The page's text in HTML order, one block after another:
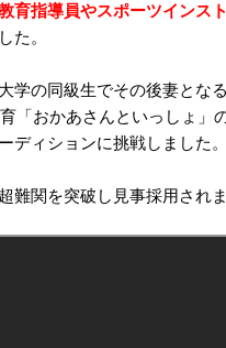
育指導員やスポーツインス
た。
学の同級生でその後妻とな
「おかあさんといっしょ」
ディションに挑戦しました。
難関を突破し見事採用されま